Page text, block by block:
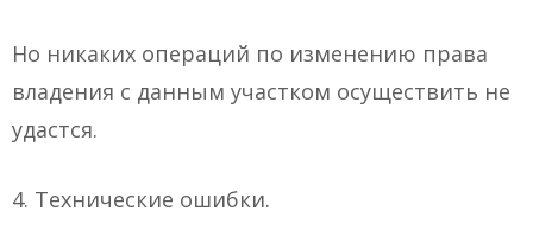
Но никаких операций по изменению права
владения с данным участком осуществить не
удастся.
4. Технические ошибки.